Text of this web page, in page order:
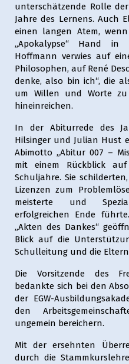
unterschätzende Rolle
Jahre des Lernens. Auch
einen langen Atem,
„Apokalypse“ Hand
Hoffmann verwies auf
Philosophen, auf René
denke, also bin ich“, die
um Willen und Worte
hineinreichen.
In der Abiturrede des
Hilsinger und Julian Hust
Abimotto „Abitur 007 –
mit einem Rückblick
Schuljahre. Sie
Lizenzen zum
meisterte und
erfolgreichen Ende
„Akten des Dankes“
Blick auf die
Schulleitung und die
Die Vorsitzende des
bedankte sich bei den
der EGW-
den
ungemein bereichern.
Mit der ersehnten
durch die